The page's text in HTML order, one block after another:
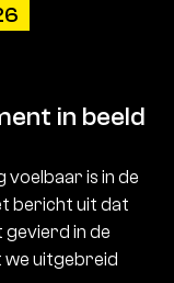
in beeld
voelbaar is in de
bericht uit dat
in de
we uitgebreid